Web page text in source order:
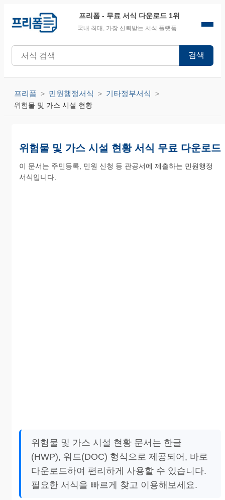
프리폼 - 무료 서식 다운로드 1위
국내 최대, 가장 신뢰받는 서식 플랫폼
검색
프리폼 민원행정서식 기타정부서식
위험물 및 가스 시설 현황
위험물 및 가스 시설 현황 서식 무료 다운로드
이 문서는 주민등록, 민원 신청 등 관공서에 제출하는 민원행정
서식입니다.
위험물 및 가스 시설 현황 문서는 한글
(HWP), 워드(DOC) 형식으로 제공되어, 바로
다운로드하여 편리하게 사용할 수 있습니다.
필요한 서식을 빠르게 찾고 이용해보세요.